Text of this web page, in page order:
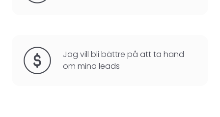
Jag vill bli bättre på att ta hand
om mina leads